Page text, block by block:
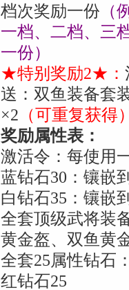
档次奖励一份 （
一档、二档、三
一份）
★特别奖励2★：
送： 双鱼装备套
×2 （可重复获得
奖励属性表：
激活令：每使用
蓝钻石30 ：镶嵌
白钻石35 ：镶嵌
全套顶级武将装
黄金盔、双鱼黄
全套25属性钻石
红钻石25